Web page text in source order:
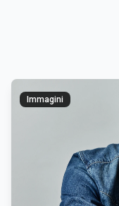
Immagini